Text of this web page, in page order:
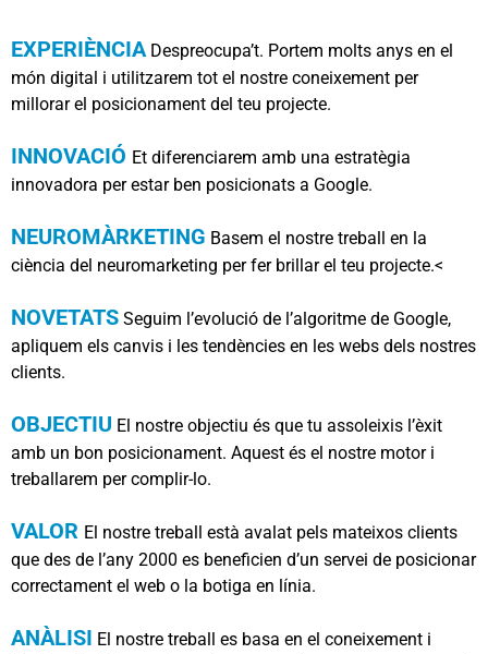
EXPERIÈNCIADespreocupa’t. Portem molts anys en el
món digital i utilitzarem tot el nostre coneixement per
millorar el posicionament del teu projecte.
INNOVACIÓ Et diferenciarem amb una estratègia
innovadora per estar ben posicionats a Google.
NEUROMÀRKETING Basem el nostre treball en la
ciència del neuromarketing per fer brillar el teu projecte.<
NOVETATS Seguim l’evolució de l’algoritme de Google,
apliquem els canvis i les tendències en les webs dels nostres
clients.
OBJECTIU El nostre objectiu és que tu assoleixis l’èxit
amb un bon posicionament. Aquest és el nostre motor i
treballarem per complir-lo.
VALOR El nostre treball està avalat pels mateixos clients
que des de l’any 2000 es beneficien d’un servei de posicionar
correctament el web o la botiga en línia.
ANÀLISI El nostre treball es basa en el coneixement i